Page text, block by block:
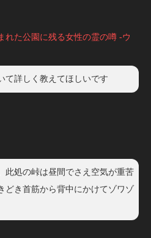
れた公園に残る女性の霊の噂 -ウ
て詳しく教えてほしいです
此処の峠は昼間でさえ空気が重苦
どき首筋から背中にかけてゾワゾ